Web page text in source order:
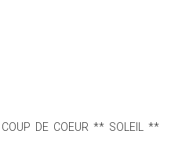
DE COEUR ** SOLEIL **